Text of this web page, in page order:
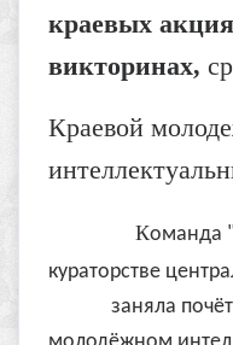
краевых
викторинах,
Краевой
Команда
кураторстве
заняла